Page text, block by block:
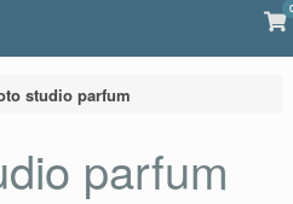
0
studio parfum
parfum